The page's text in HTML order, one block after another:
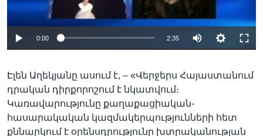
0:00 2:35
Էլեն Աղեկյանը ասում է, – «Վերջերս Հայաստանում
դրական դիրքորոշում է նկատվում։
Կառավարությունը քաղաքացիական-
հասարակական կազմակերպությունների հետ
քննարկում է օրենսդրությունը խտրականության